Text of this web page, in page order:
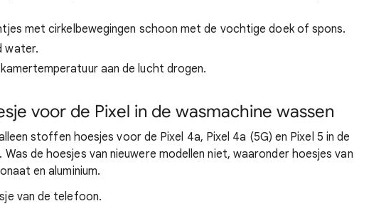
met cirkelbewegingen schoon met de vochtige doek of spons.
water.
aan de lucht drogen.
voor de Pixel in de wasmachine wassen
stoffen hoesjes voor de Pixel 4a, Pixel 4a (5G) en Pixel 5 in de
Was de hoesjes van nieuwere modellen niet, waaronder hoesjes van
en aluminium.
van de telefoon.